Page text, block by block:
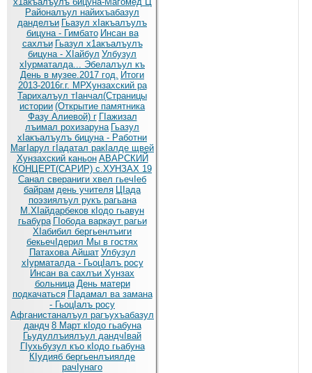
Районалъул найихъабазул
данделъи Гьазул хIакъалъулъ
бицуна - Гимбато Инсан ва
сахлъи Гьазул х1акъалъулъ
бицуна - ХIайбул Улбузул
хIурматалда... Эбелалъул къ
День в музее.2017 год. Итоги
2013-2016г.г. МРХунзахский ра
Тарихалъул тIанчал(Страницы
истории (Открытие памятника
Фазу Алиевой) г ГIажизал
лъимал рохизаруна Гьазул
хIакъалъулъ бицуна - Работни
МагIарул гIадатал ракIалде щвей
Хунзахский каньон АВАРСКИЙ
КОНЦЕРТ(САРИР) с.ХУНЗАХ 19
Санал свераниги хвел гьечIеб
байрам день учителя ЦIада
поэзиялъул рукъ рагьана
М.ХIайдарбеков кIодо гьавун
гьабура ГIобода варкаут рагьи
ХIабибил бергьенлъиги
бекьечIдерил Мы в гостях
Патахова Айшат Улбузул
хIурматалда - ГьоцIалъ росу
Инсан ва сахлъи Хунзах
больница День матери
подкачаться ГIадамал ва замана
- ГьоцIалъ росу
Афганистаналъул рагъухъабазул
дандч 8 Март кIодо гьабуна
Гьудуллъиялъул дандчIвай
ГIухьбузул къо кIодо гьабуна
КIудияб бергьенлъиялде
рачIунаго